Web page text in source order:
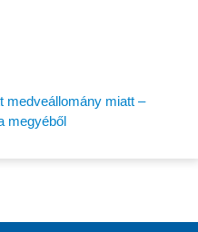
medveállomány miatt –
megyéből